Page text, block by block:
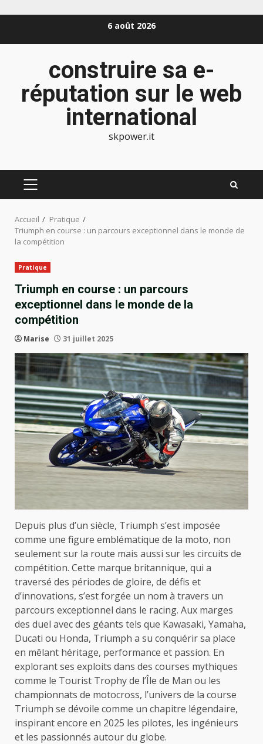
6 août 2026
construire sa e-
réputation sur le web
international
skpower.it
MENU
Accueil
Pratique
Triumph en course : un parcours exceptionnel dans le monde de
la compétition
Pratique
Triumph en course : un parcours
exceptionnel dans le monde de la
compétition
Marise 31 juillet 2025
Depuis plus d’un siècle, Triumph s’est imposée
comme une figure emblématique de la moto, non
seulement sur la route mais aussi sur les circuits de
compétition. Cette marque britannique, qui a
traversé des périodes de gloire, de défis et
d’innovations, s’est forgée un nom à travers un
parcours exceptionnel dans le racing. Aux marges
des duel avec des géants tels que Kawasaki, Yamaha,
Ducati ou Honda, Triumph a su conquérir sa place
en mêlant héritage, performance et passion. En
explorant ses exploits dans des courses mythiques
comme le Tourist Trophy de l’Île de Man ou les
championnats de motocross, l’univers de la course
Triumph se dévoile comme un chapitre légendaire,
inspirant encore en 2025 les pilotes, les ingénieurs
et les passionnés autour du globe.